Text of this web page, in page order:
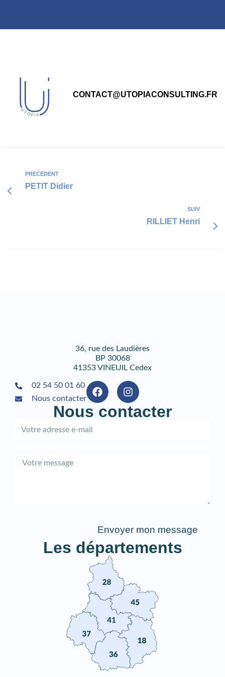
CONTACT@UTOPIACONSULTING.FR
PRÉCÉDENT
PETIT Didier
SUIV
RILLIET Henri
36, rue des Laudières
BP 30068
41353 VINEUIL Cedex
02 54 50 01 60
Nous contacter
Nous contacter
Envoyer mon message
Les départements